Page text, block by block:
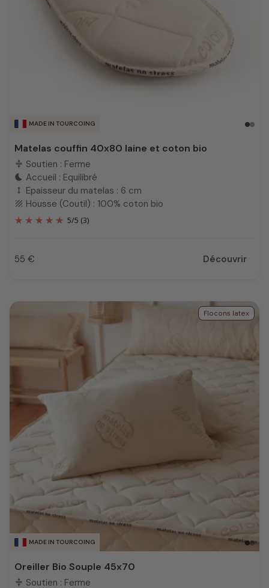
MADE IN TOURCOING
Matelas couffin 40x80 laine et coton bio
compress Soutien : Ferme
bedtime Accueil : Equilibré
height Epaisseur du matelas : 6 cm
texture Housse (Coutil) : 100% coton bio
5/5 (3)
Prix
55 € Découvrir
MADE IN TOURCOING
Flocons latex
Oreiller Bio Souple 45x70
compress Soutien : Ferme